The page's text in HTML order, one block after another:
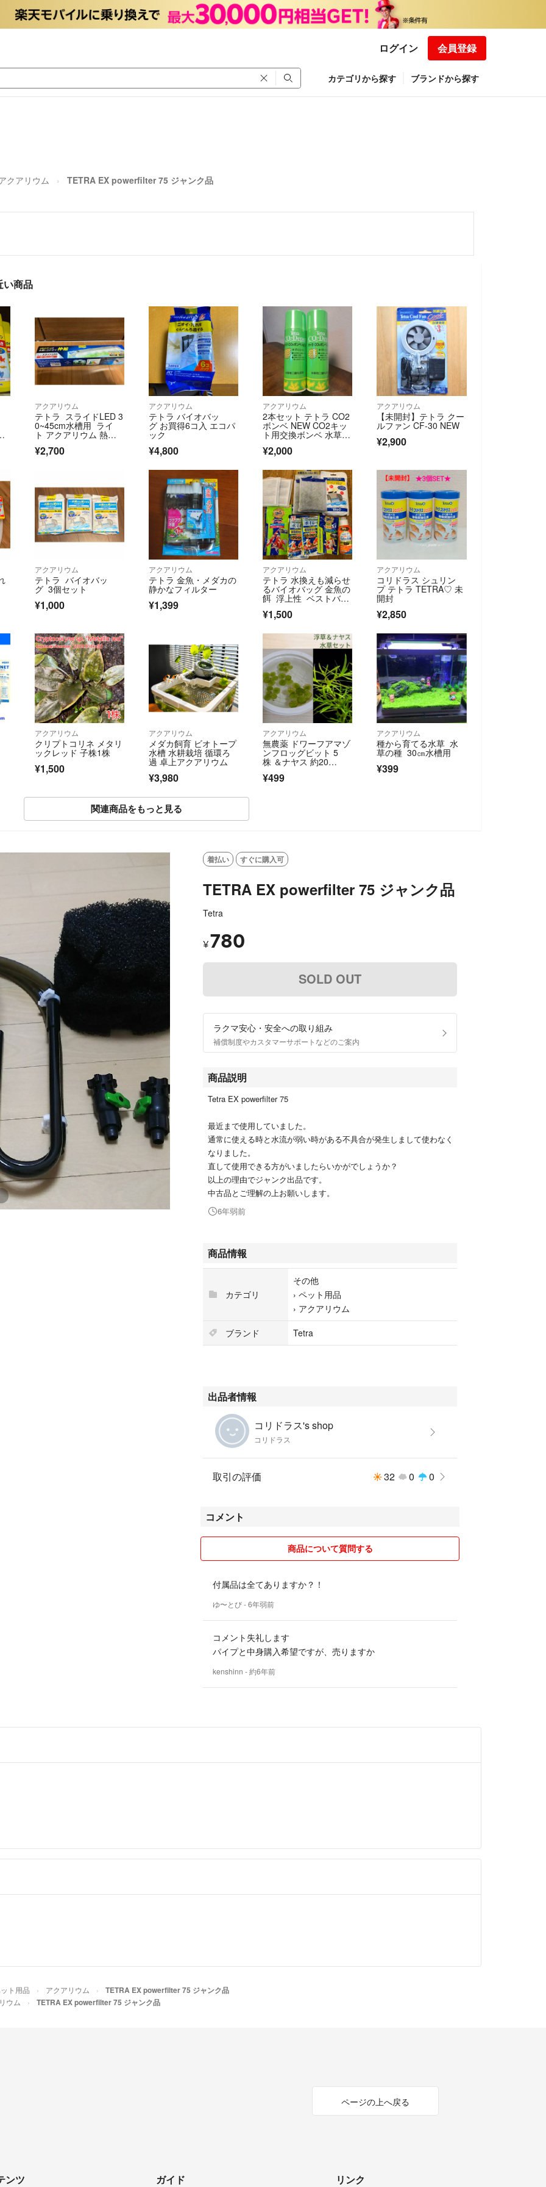
ログイン 会員登録
カテゴリから探す ブランドから探す
クアリウム TETRA EX powerfilter 75 ジャンク品
い商品
アクアリウム
テトラ スライドLED 3
0~45cm水槽用 ライ
ト アクアリウム 熱帯
魚
¥2,700
アクアリウム
テトラ バイオバッ
グ お買得6コ入 エコパ
ック
¥4,800
アクアリウム
2本セット テトラ CO2
ボンベ NEW CO2キッ
ト用交換ボンベ 水草成
長促進 水槽用品 水草 T
etra CO2添加
¥2,000
アクアリウム
【未開封】テトラ クー
ルファン CF-30 NEW
¥2,900
アクアリウム
テトラ バイオバッ
グ 3個セット
¥1,000
アクアリウム
テトラ 金魚・メダカの
静かなフィルター
¥1,399
アクアリウム
テトラ 水換えも減らせ
るバイオバッグ 金魚の
餌 浮上性 ベストバイ
¥1,500
アクアリウム
コリドラス シュリン
プ テトラ TETRA♡ 未
開封
¥2,850
アクアリウム
クリプトコリネ メタリ
ックレッド 子株1株
¥1,500
アクアリウム
メダカ飼育 ビオトープ
水槽 水耕栽培 循環ろ
過 卓上アクアリウム
¥3,980
アクアリウム
無農薬 ドワーフアマゾ
ンフロッグビット 5
株 ＆ナヤス 約20
ト】
¥499
アクアリウム
種から育てる水草 水
草の種 30㎝水槽用
¥399
関連商品をもっと見る
着払い すぐに購入可
TETRA EX powerfilter 75 ジャンク品
Tetra
¥780
SOLD OUT
ラクマ安心・安全への取り組み
補償制度やカスタマーサポートなどのご案内
商品説明
Tetra EX powerfilter 75
最近まで使用していました。
通常に使える時と水流が弱い時がある不具合が発生しまして使わなく
なりました。
直して使用できる方がいましたらいかがでしょうか？
以上の理由でジャンク出品です。
中古品とご理解の上お願いします。
6年弱前
商品情報
カテゴリ
その他
› ペット用品
› アクアリウム
ブランド
Tetra
出品者情報
コリドラス's shop
コリドラス
取引の評価 32 0 0
コメント
商品について質問する
付属品は全てありますか？！
ゆ〜とび- 6年弱前
コメント失礼します
パイプと中身購入希望ですが、売りますか
kenshinn - 約6年前
ト用品 アクアリウム TETRA EX powerfilter 75 ジャンク品
ウム TETRA EX powerfilter 75 ジャンク品
ページの上へ戻る
ンツ ガイド リンク